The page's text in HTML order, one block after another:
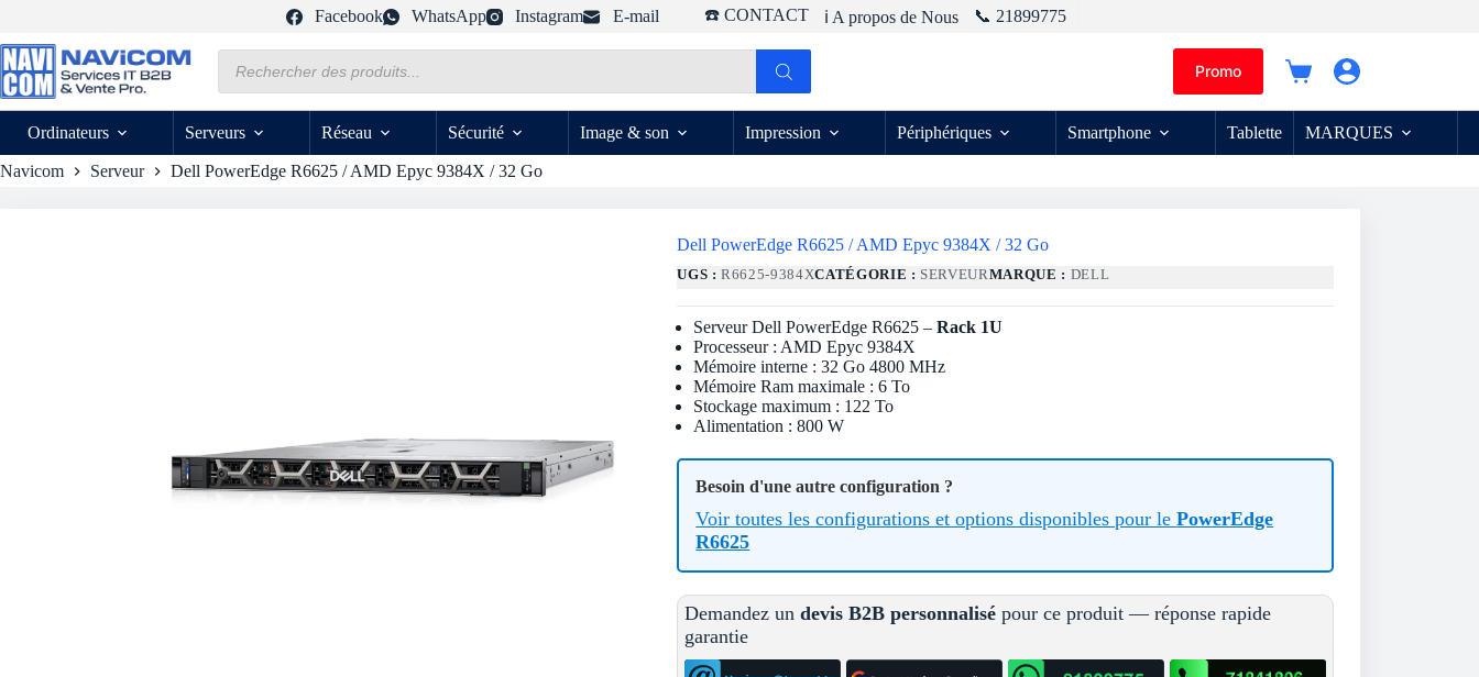
contenu
Facebook WhatsApp Instagram E-mail ☎️ CONTACT ℹ️ A propos de Nous 📞 21899775
produits
Promo
Panier
Ordinateurs
Serveurs Réseau Sécurité Image & son Impression Périphériques Smartphone Tablette MARQUES
Navicom Serveur Dell PowerEdge R6625 / AMD Epyc 9384X / 32 Go
Dell PowerEdge R6625 / AMD Epyc 9384X / 32 Go
UGS :R6625-9384XCATÉGORIE : SERVEURMARQUE : DELL
Serveur Dell PowerEdge R6625 –Rack 1U
Processeur : AMD Epyc 9384X
Mémoire interne : 32 Go 4800 MHz
Mémoire Ram maximale : 6 To
Stockage maximum : 122 To
Alimentation : 800 W
Besoin d'une autre configuration ?
Voir toutes les configurations et options disponibles pour lePowerEdge
R6625
Demandez undevis B2B personnalisé pour ce produit — réponse rapide
garantie